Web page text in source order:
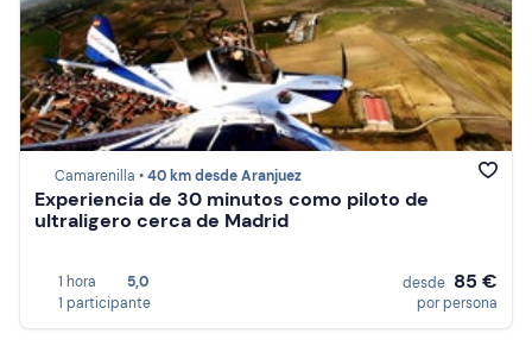
Camarenilla •40 km desde Aranjuez
Experiencia de 30 minutos como piloto de
ultraligero cerca de Madrid
1 hora
5,0
1 participante
desde 85 €
por persona